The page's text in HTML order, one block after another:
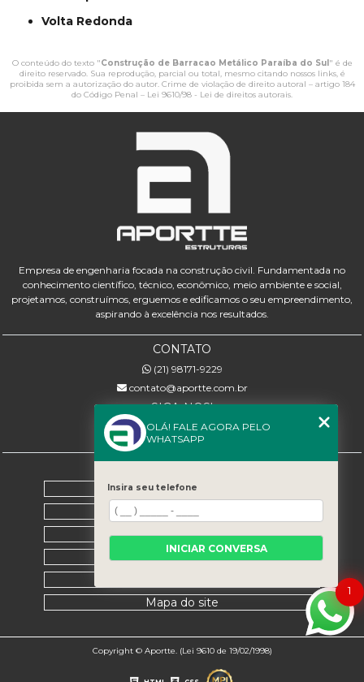
Volta Redonda
O conteúdo do texto "Construção de Barracao Metálico Paraíba do Sul " é de
direito reservado. Sua reprodução, parcial ou total, mesmo citando nossos links, é
proibida sem a autorização do autor. Crime de violação de direito autoral – artigo 184
do Código Penal – Lei 9610/98 - Lei de direitos autorais.
Empresa de engenharia focada na construção civil. Fundamentada no
conhecimento científico, técnico, econômico, meio ambiente e social,
projetamos, construímos, erguemos e edificamos o seu empreendimento,
aspirando à excelência nos resultados.
CONTATO
(21) 98171-9229
contato@aportte.com.br
SIGA-NOS!
Home
Sobre nós
Serviços
Contato
Mapa do site
Copyright © Aportte. (Lei 9610 de 19/02/1998)
1
OLÁ! FALE AGORA PELO
WHATSAPP
Insira seu telefone
INICIAR CONVERSA